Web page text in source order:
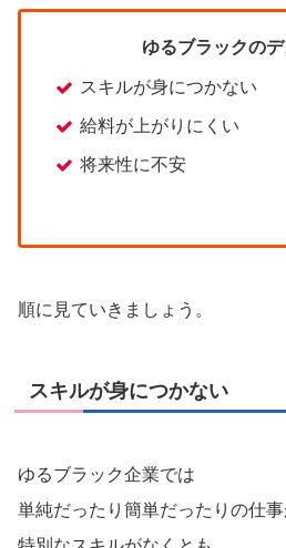
ゆるブラックの
スキルが身につかない
給料が上がりにくい
将来性に不安
順に見ていきましょう。
スキルが身につかない
ゆるブラック企業では
単純だったり簡単だったりの仕事